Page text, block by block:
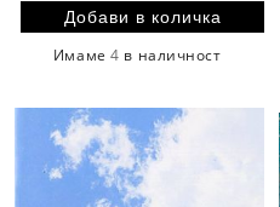
Имаме4 в наличност